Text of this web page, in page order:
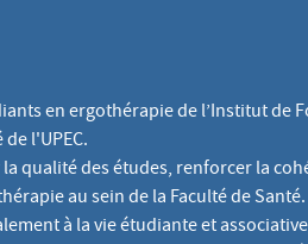
en ergothérapie de l’Institut de
l'UPEC.
qualité des études, renforcer la
au sein de la Faculté de Santé.
à la vie étudiante et